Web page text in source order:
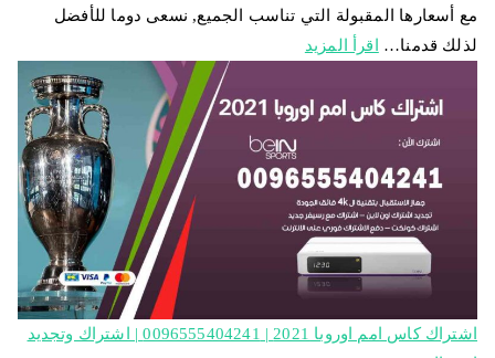
مع أسعارها المقبولة التي تناسب الجميع, نسعى دوما للأفضل
لذلك قدمنا…
اقرأ المزيد
اشتراك كاس امم اوروبا 2021 | 0096555404241 | اشتراك وتجديد